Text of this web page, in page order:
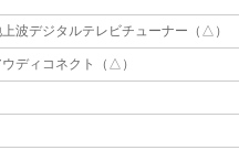
波デジタルテレビチューナー（△）
ディコネクト（△）